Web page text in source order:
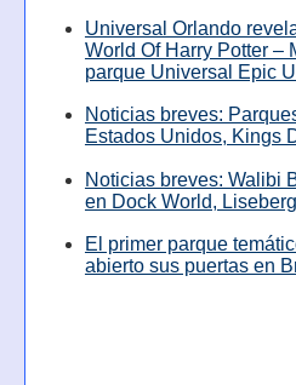
Universal Orlando
World Of Harry Potter –
parque Universal Epic
Noticias breves:
Estados Unidos, Kings
Noticias breves: Walibi
en Dock World,
El primer parque
abierto sus puertas en